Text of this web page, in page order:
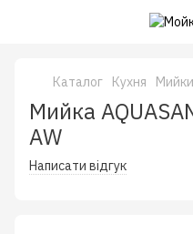
Каталог Кухня Мийки
Мийка
AW
Написати відгук